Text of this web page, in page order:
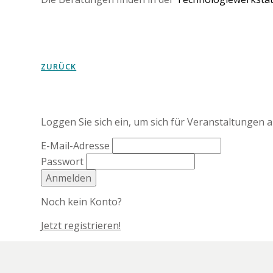
ZURÜCK
Loggen Sie sich ein, um sich für Veranstaltungen
E-Mail-Adresse
Passwort
Anmelden
Noch kein Konto?
Jetzt registrieren!